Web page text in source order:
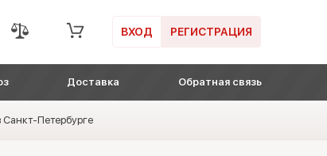
ВХОД РЕГИСТРАЦИЯ
Доставка Обратная связь
Петербурге